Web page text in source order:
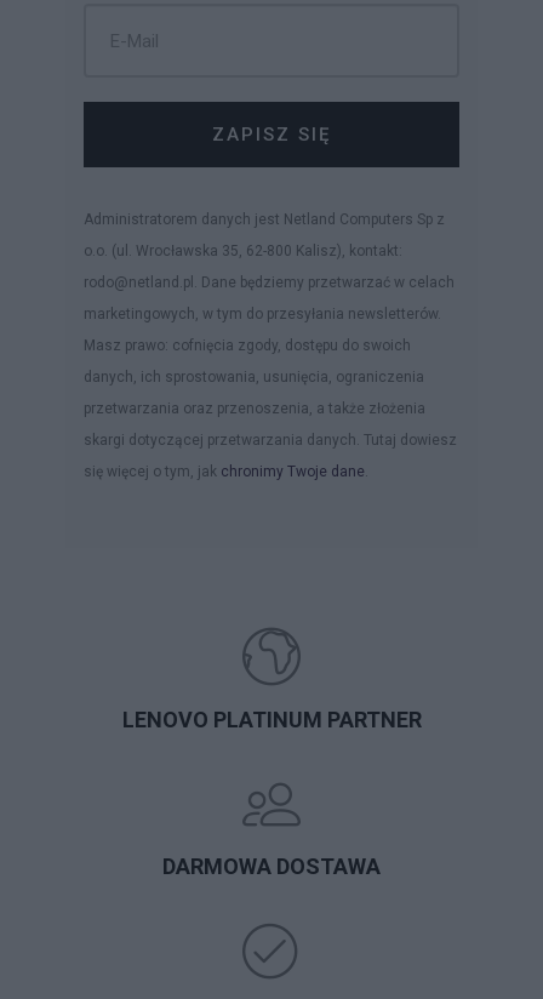
ZAPISZ SIĘ
Administratorem danych jest Netland Computers Sp z
o.o. (ul. Wrocławska 35, 62-800 Kalisz), kontakt:
rodo@netland.pl. Dane będziemy przetwarzać w celach
marketingowych, w tym do przesyłania newsletterów.
Masz prawo: cofnięcia zgody, dostępu do swoich
danych, ich sprostowania, usunięcia, ograniczenia
przetwarzania oraz przenoszenia, a także złożenia
skargi dotyczącej przetwarzania danych. Tutaj dowiesz
się więcej o tym, jak chronimy Twoje dane.
LENOVO PLATINUM PARTNER
DARMOWA DOSTAWA